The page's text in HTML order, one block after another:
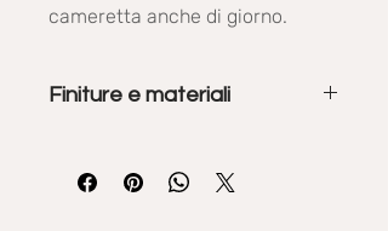
cameretta anche di giorno.
Finiture e materiali
sono disponibili in varie finiture:
essenze, colori, materici.